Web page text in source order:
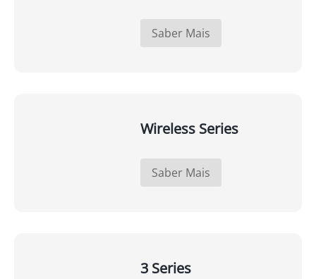
Saber Mais
Wireless Series
Saber Mais
3 Series